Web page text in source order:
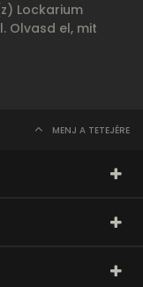
Lockarium
Olvasd el, mit
MENJ A TETEJÉRE